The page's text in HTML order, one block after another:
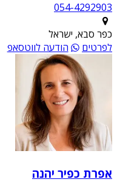
054-4292903
כפר סבא, ישראל
לפרטים
הודעה לווטסאפ
אפרת כפיר יהנה